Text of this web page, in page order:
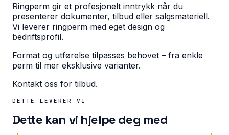
Ringperm gir et profesjonelt inntrykk når du
presenterer dokumenter, tilbud eller salgsmateriell.
Vi leverer ringperm med eget design og
bedriftsprofil.
Format og utførelse tilpasses behovet – fra enkle
perm til mer eksklusive varianter.
Kontakt oss for tilbud.
DETTE LEVERER VI
Dette kan vi hjelpe deg med